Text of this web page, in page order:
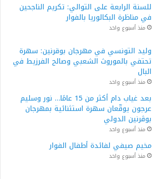
للسنة الرابعة على التوالي: تكريم الناجحين
في مناظرة البكالوريا بالفوار
منذ أسبوع واحد
وليد التونسي في مهرجان بوقرنين: سهرة
تحتفي بالموروث الشعبي وصالح الفرزيط في
البال
منذ أسبوع واحد
بعد غياب دام أكثر من 15 عامًا… نور وسليم
عرجون يوقّعان سهرة استثنائية بمهرجان
بوڨرنين الدولي
منذ أسبوع واحد
مخيم صيفي لفائدة أطفال الفوار
منذ أسبوع واحد